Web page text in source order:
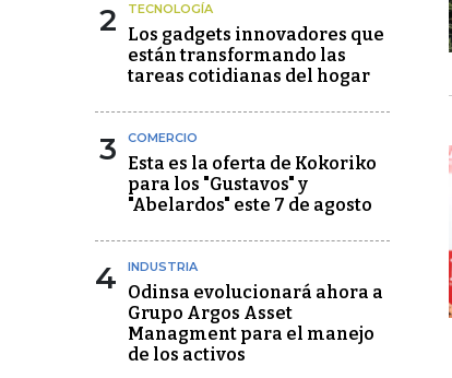
2 TECNOLOGÍA
Los gadgets innovadores que
están transformando las
tareas cotidianas del hogar
3 COMERCIO
Esta es la oferta de Kokoriko
para los "Gustavos" y
"Abelardos" este 7 de agosto
4 INDUSTRIA
Odinsa evolucionará ahora a
Grupo Argos Asset
Managment para el manejo
de los activos